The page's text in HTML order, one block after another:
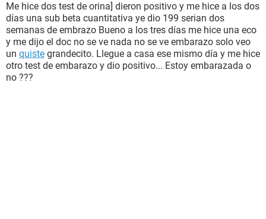
Me hice dos test de orina] dieron positivo y me hice a los dos
días una sub beta cuantitativa ye dio 199 serian dos
semanas de embrazo Bueno a los tres días me hice una eco
y me dijo el doc no se ve nada no se ve embarazo solo veo
un quiste grandecito. Llegue a casa ese mismo día y me hice
otro test de embarazo y dio positivo... Estoy embarazada o
no ???